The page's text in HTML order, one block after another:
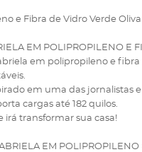
e Fibra de Vidro Verde Oliva
EM POLIPROPILENO E
em polipropileno e
em uma das jornalistas
cargas até 182 quilos.
irá transformar sua casa!
EM